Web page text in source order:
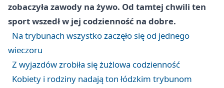
zobaczyła zawody na żywo. Od tamtej chwili ten
sport wszedł w jej codzienność na dobre.
Na trybunach wszystko zaczęło się od jednego
wieczoru
Z wyjazdów zrobiła się żużlowa codzienność
Kobiety i rodziny nadają ton łódzkim trybunom